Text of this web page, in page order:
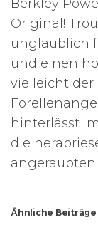
Berkley
Original!
unglaublich
und einen
vielleicht der
hinterlässt
die
Ähnliche Beiträge